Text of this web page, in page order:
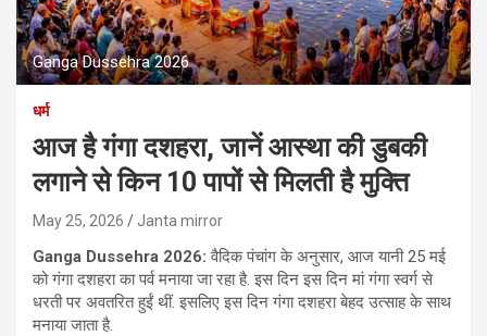
Ganga Dussehra 2026
धर्म
आज है गंगा दशहरा, जानें आस्था की डुबकी
लगाने से किन 10 पापों से मिलती है मुक्ति
May 25, 2026 Janta mirror
Ganga Dussehra 2026:वैदिक पंचांग के अनुसार, आज यानी 25 मई
को गंगा दशहरा का पर्व मनाया जा रहा है. इस दिन इस दिन मां गंगा स्वर्ग से
धरती पर अवतरित हुईं थीं. इसलिए इस दिन गंगा दशहरा बेहद उत्साह के साथ
मनाया जाता है.